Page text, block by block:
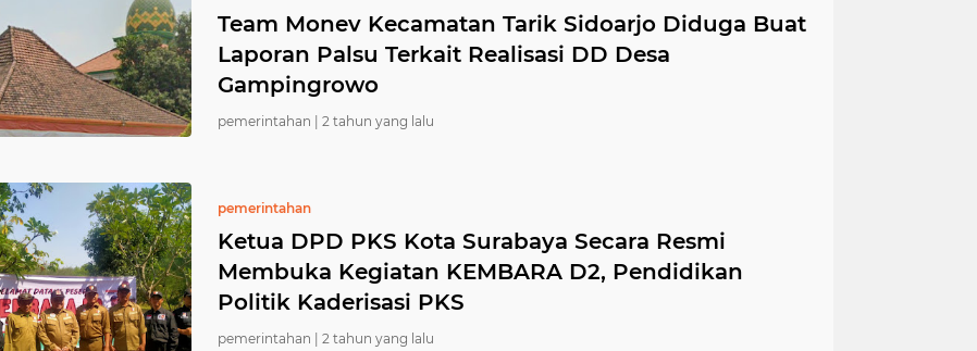
Team Monev Kecamatan Tarik Sidoarjo Diduga Buat
Laporan Palsu Terkait Realisasi DD Desa
Gampingrowo
pemerintahan | 2 tahun yang lalu
pemerintahan
Ketua DPD PKS Kota Surabaya Secara Resmi
Membuka Kegiatan KEMBARA D2, Pendidikan
Politik Kaderisasi PKS
pemerintahan | 2 tahun yang lalu